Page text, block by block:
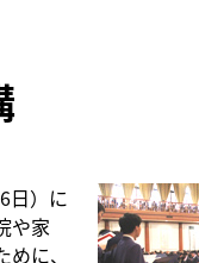
日）に
や家
に、